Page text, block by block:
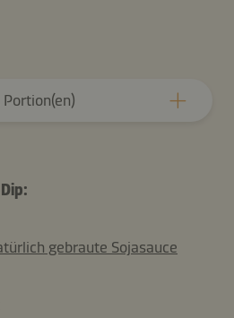
Portion(en)
gebraute Sojasauce